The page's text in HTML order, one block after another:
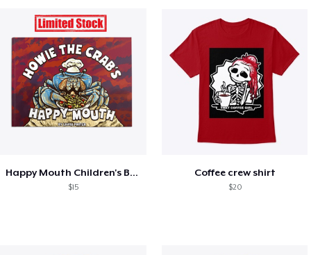
Happy Mouth Children's Book
$15
Coffee crew shirt
$20